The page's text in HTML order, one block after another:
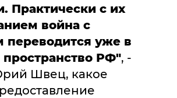
Практически с их
война с
переводится уже в
РФ", -
Швец, какое